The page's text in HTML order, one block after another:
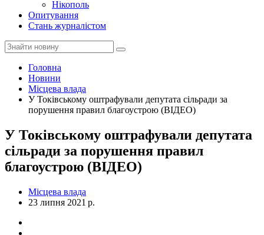
Нікополь
Опитування
Стань журналістом
Головна
Новини
Місцева влада
У Токівському оштрафували депутата сільради за
порушення правил благоустрою (ВІДЕО)
У Токівському оштрафували депутата
сільради за порушення правил
благоустрою (ВІДЕО)
Місцева влада
23 липня 2021 р.